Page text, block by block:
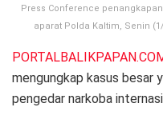
Press Conference
aparat Polda Kaltim, Senin (1/
mengungkap kasus besar
pengedar narkoba